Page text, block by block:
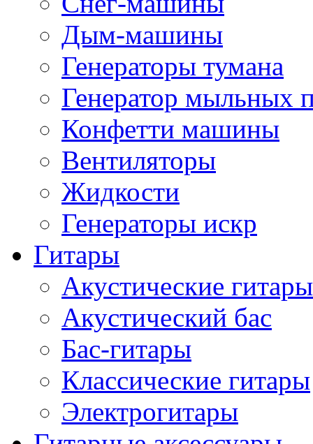
Дым-машины
Генераторы тумана
Генератор мыльных
Конфетти машины
Вентиляторы
Жидкости
Генераторы искр
Гитары
Акустические гитары
Акустический бас
Бас-гитары
Классические гитары
Электрогитары